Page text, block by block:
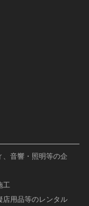
、音響・照明等の企
工
店用品等のレンタル